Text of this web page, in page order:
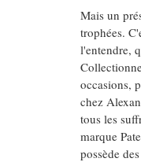
Mais un
trophées.
l'entendre,
occasions,
chez
tous les
marque
possède